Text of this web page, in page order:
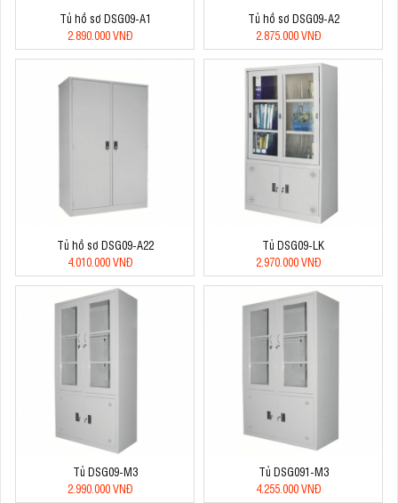
Tủ hồ sơ DSG09-A1
2.890.000 VNĐ
Tủ hồ sơ DSG09-A2
2.875.000 VNĐ
Tủ hồ sơ DSG09-A22
4.010.000 VNĐ
Tủ DSG09-LK
2.970.000 VNĐ
Tủ DSG09-M3
2.990.000 VNĐ
Tủ DSG091-M3
4.255.000 VNĐ